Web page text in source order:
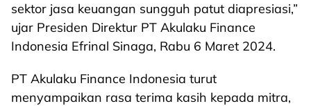
sektor jasa keuangan sungguh patut diapresiasi,”
ujar Presiden Direktur PT Akulaku Finance
Indonesia Efrinal Sinaga, Rabu 6 Maret 2024.
PT Akulaku Finance Indonesia turut
menyampaikan rasa terima kasih kepada mitra,